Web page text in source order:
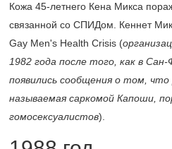
Кожа 45-летнего Кена Микса
связанной со СПИДом. Кеннет
Gay Men's Health Crisis (
1982 года после того, как в
появились сообщения о том,
называемая саркомой Капоши,
гомосексуалистов).